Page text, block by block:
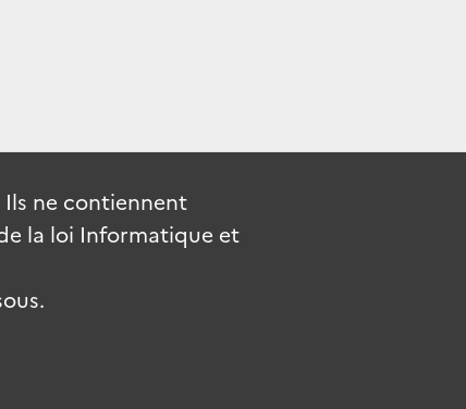
ne contiennent
la loi Informatique et